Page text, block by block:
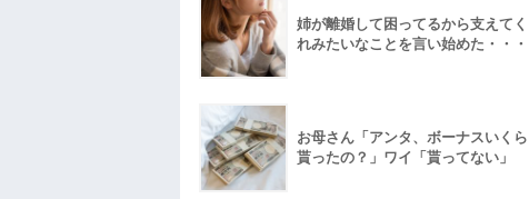
姉が離婚して困ってるから支えてく
れみたいなことを言い始めた・・・
お母さん「アンタ、ボーナスいくら
貰ったの？」ワイ「貰ってない」